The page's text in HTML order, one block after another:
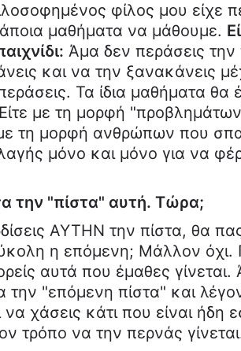
φίλος μου είχε
μαθήματα να μάθουμε.
Άμα δεν περάσεις την
και να την ξανακάνεις
Τα ίδια μαθήματα θα
Είτε με τη μορφή
τη μορφή ανθρώπων που
μόνο και μόνο για να
την "πίστα" αυτή. Τώρα;
ΑΥΤΗΝ την πίστα, θα
η επόμενη; Μάλλον
αυτά που έμαθες γίνεται.
την "επόμενη πίστα" και
χάσεις κάτι που είναι ήδη
τρόπο να την περνάς